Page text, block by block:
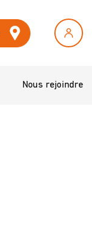
Nous rejoindre